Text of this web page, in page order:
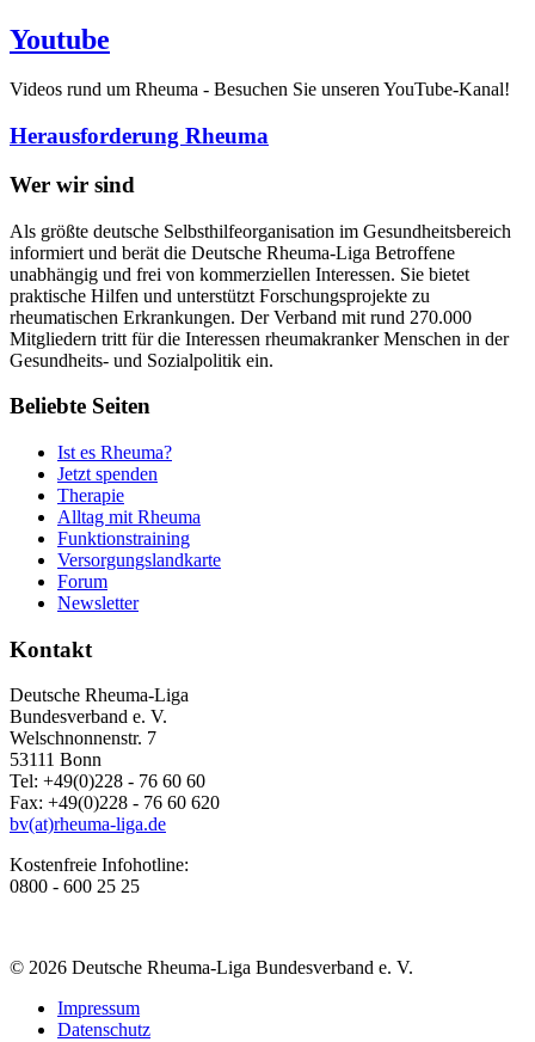
Youtube
Videos rund um Rheuma - Besuchen Sie unseren YouTube-Kanal!
Herausforderung Rheuma
Wer wir sind
Als größte deutsche Selbsthilfeorganisation im Gesundheitsbereich
informiert und berät die Deutsche Rheuma-Liga Betroffene
unabhängig und frei von kommerziellen Interessen. Sie bietet
praktische Hilfen und unterstützt Forschungsprojekte zu
rheumatischen Erkrankungen. Der Verband mit rund 270.000
Mitgliedern tritt für die Interessen rheumakranker Menschen in der
Gesundheits- und Sozialpolitik ein.
Beliebte Seiten
Ist es Rheuma?
Jetzt spenden
Therapie
Alltag mit Rheuma
Funktionstraining
Versorgungslandkarte
Forum
Newsletter
Kontakt
Deutsche Rheuma-Liga
Bundesverband e. V.
Welschnonnenstr. 7
53111 Bonn
Tel: +49(0)228 - 76 60 60
Fax: +49(0)228 - 76 60 620
bv(at)rheuma-liga.de
Kostenfreie Infohotline:
0800 - 600 25 25
© 2026 Deutsche Rheuma-Liga Bundesverband e. V.
Impressum
Datenschutz